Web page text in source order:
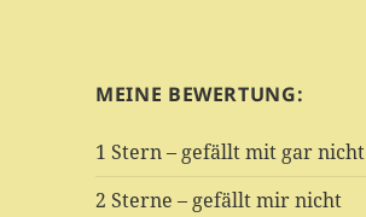
MEINE BEWERTUNG:
1 Stern – gefällt mit gar nicht
2 Sterne – gefällt mir nicht